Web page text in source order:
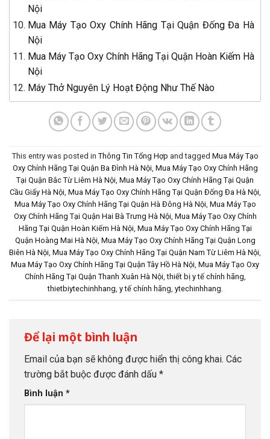
Nội
Mua Máy Tạo Oxy Chính Hãng Tại Quận Đống Đa Hà
Nội
Mua Máy Tạo Oxy Chính Hãng Tại Quận Hoàn Kiếm Hà
Nội
Máy Thở Nguyên Lý Hoạt Động Như Thế Nào
This entry was posted in Thông Tin Tổng Hợp and tagged Mua Máy Tạo
Oxy Chính Hãng Tại Quận Ba Đình Hà Nội, Mua Máy Tạo Oxy Chính Hãng
Tại Quận Bắc Từ Liêm Hà Nội Mua Máy Tạo Oxy Chính Hãng Tại Quận
Cầu Giấy Hà Nội, Mua Máy Tạo Oxy Chính Hãng Tại Quận Đống Đa Hà Nội,
Mua Máy Tạo Oxy Chính Hãng Tại Quận Hà Đông Hà Nội, Mua Máy Tạo
Oxy Chính Hãng Tại Quận Hai Bà Trưng Hà Nội, Mua Máy Tạo Oxy Chính
Hãng Tại Quận Hoàn Kiếm Hà Nội, Mua Máy Tạo Oxy Chính Hãng Tại
Quận Hoàng Mai Hà Nội, Mua Máy Tạo Oxy Chính Hãng Tại Quận Long
Biên Hà Nội Mua Máy Tạo Oxy Chính Hãng Tại Quận Nam Từ Liêm Hà Nội
Mua Máy Tạo Oxy Chính Hãng Tại Quận Tây Hồ Hà Nội Mua Máy Tạo Oxy
Chính Hãng Tại Quận Thanh Xuân Hà Nội,thiết bị y tế chính hãng
thietbiytechinhhang y tế chính hãng ytechinhhang
Để lại một bình luận
Email của bạn sẽ không được hiển thị công khai. Các
trường bắt buộc được đánh dấu *
Bình luận *